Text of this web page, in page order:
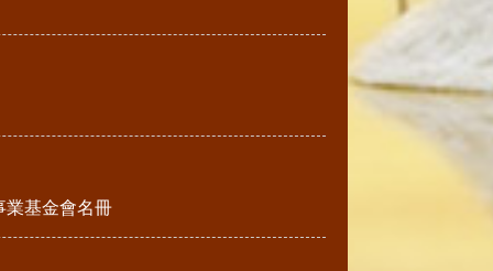
業基金會名冊